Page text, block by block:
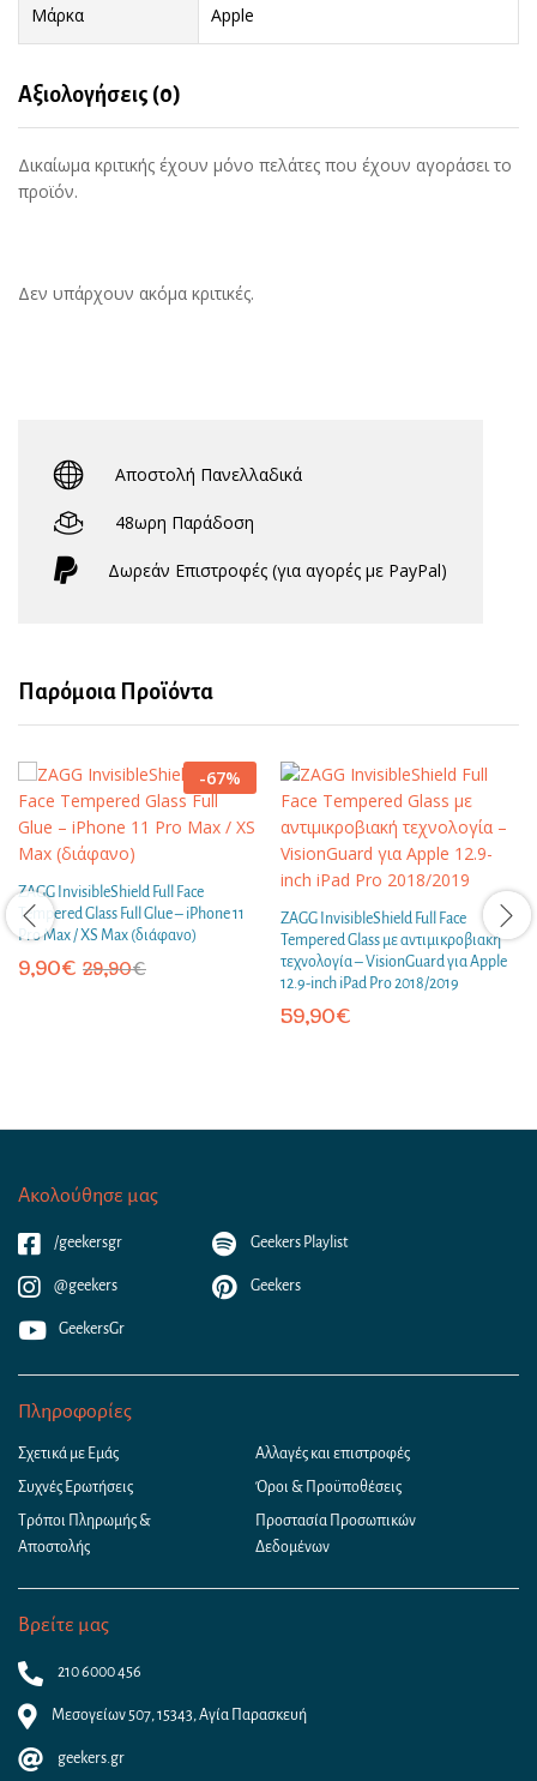
Μάρκα Apple
Αξιολογήσεις (0)
Δικαίωμα κριτικής έχουν μόνο πελάτες που έχουν αγοράσει το
προϊόν.
Δεν υπάρχουν ακόμα κριτικές.
Αποστολή Πανελλαδικά
48ωρη Παράδοση
Δωρεάν Eπιστροφές (για αγορές με PayPal)
Παρόμοια Προϊόντα
-67%
ZAGG InvisibleShield Full Face
Tempered Glass Full Glue – iPhone 11
Pro Max / XS Max (διάφανο)
9,90€ 29,90€
ZAGG InvisibleShield Full Face
Tempered Glass με αντιμικροβιακή
τεχνολογία – VisionGuard για Apple
12.9-inch iPad Pro 2018/2019
59,90€
Ακολούθησε μας
/geekersgr
@geekers
GeekersGr
Geekers Playlist
Geekers
Πληροφορίες
Σχετικά με Εμάς
Συχνές Ερωτήσεις
Τρόποι Πληρωμής &
Αποστολής
Αλλαγές και επιστροφές
Όροι & Προϋποθέσεις
Προστασία Προσωπικών
Δεδομένων
Βρείτε μας
210 6000 456
Μεσογείων 507, 15343, Αγία Παρασκευή
geekers.gr